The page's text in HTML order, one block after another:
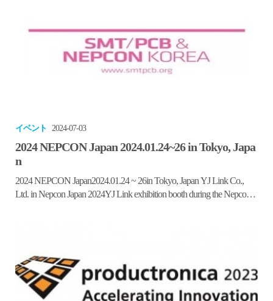
イベント 2024-07-03
2024 NEPCON Japan 2024.01.24~26 in Tokyo, Japa
n
2024 NEPCON Japan2024.01.24 ~ 26in Tokyo, Japan YJ Link Co.,
Ltd. in Nepcon Japan 2024YJ Link exhibition booth during the Nepcon